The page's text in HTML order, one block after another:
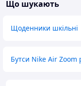
без плит
Що шукають
Щоденники шкільні
Бутси Nike Air Zoom